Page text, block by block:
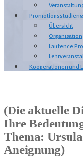
Übersicht
Organisation
Laufende
Kooperationen und
(Die aktuelle
Ihre
Thema:
Aneignung)